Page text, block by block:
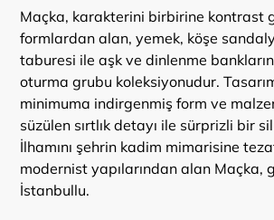
sepetinize
ekleniyor
Maçka, karakterini birbirine kontrast
formlardan alan, yemek, köşe
taburesi ile aşk ve dinlenme
oturma grubu koleksiyonudur.
minimuma indirgenmiş form ve
süzülen sırtlık detayı ile sürprizli bir
İlhamını şehrin kadim mimarisine
modernist yapılarından alan Maçka,
İstanbullu.